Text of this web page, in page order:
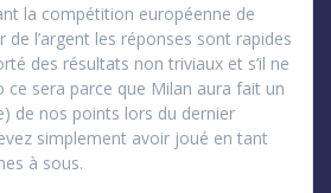
la compétition européenne de
l’argent les réponses sont rapides
des résultats non triviaux et s’il ne
ce sera parce que Milan aura fait un
de nos points lors du dernier
simplement avoir joué en tant
à sous.